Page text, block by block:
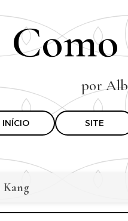
Pular para o
Como
por
INÍCIO SITE
Kang